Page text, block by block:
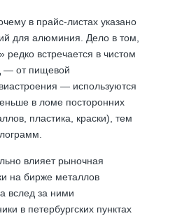
в прайс-листах указано
для алюминия. Дело в том,
редко встречается в чистом
— от пищевой
— используются
в ломе посторонних
пластика, краски), тем
влияет рыночная
на бирже металлов
вслед за ними
в петербургских пунктах